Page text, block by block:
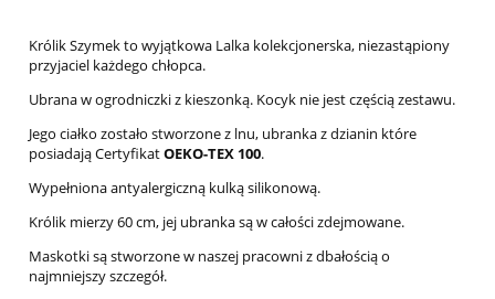
Królik Szymek to wyjątkowa Lalka kolekcjonerska, niezastąpiony
przyjaciel każdego chłopca.
Ubrana w ogrodniczki z kieszonką. Kocyk nie jest częścią zestawu.
Jego ciałko zostało stworzone z lnu, ubranka z dzianin które
posiadają CertyfikatOEKO-TEX 100.
Wypełniona antyalergiczną kulką silikonową.
Królik mierzy 60 cm, jej ubranka są w całości zdejmowane.
Maskotki są stworzone w naszej pracowni z dbałością o
najmniejszy szczegół.